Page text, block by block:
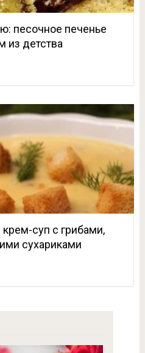
песочное печенье
из детства
суп с грибами,
сухариками